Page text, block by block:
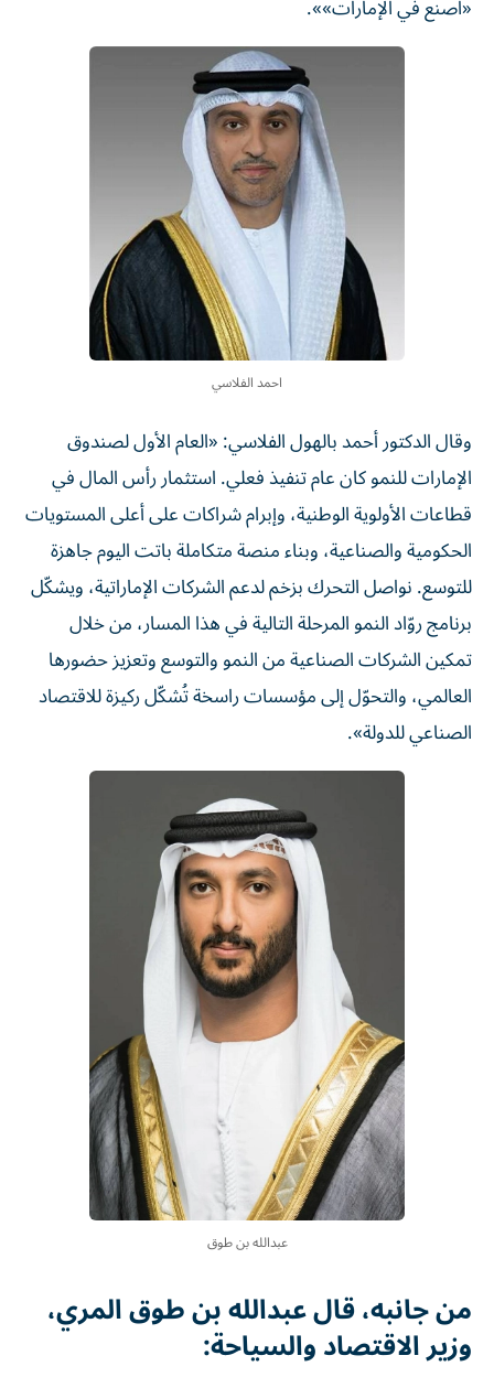
«اصنع في الإمارات»».
احمد الفلاسي
وقال الدكتور أحمد بالهول الفلاسي: «العام الأول لصندوق
الإمارات للنمو كان عام تنفيذ فعلي. استثمار رأس المال في
قطاعات الأولوية الوطنية، وإبرام شراكات على أعلى المستويات
الحكومية والصناعية، وبناء منصة متكاملة باتت اليوم جاهزة
للتوسع. نواصل التحرك بزخم لدعم الشركات الإماراتية، ويشكّل
برنامج روّاد النمو المرحلة التالية في هذا المسار، من خلال
تمكين الشركات الصناعية من النمو والتوسع وتعزيز حضورها
العالمي، والتحوّل إلى مؤسسات راسخة تُشكّل ركيزة للاقتصاد
الصناعي للدولة».
عبدالله بن طوق
من جانبه، قال عبدالله بن طوق المري،
وزير الاقتصاد والسياحة: